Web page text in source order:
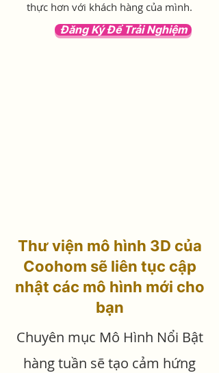
thực hơn với khách hàng của mình.
Đăng Ký Để Trải Nghiệm
Thư viện mô hình 3D của
Coohom sẽ liên tục cập
nhật các mô hình mới cho
bạn
Chuyên mục Mô Hình Nổi Bật
hàng tuần sẽ tạo cảm hứng